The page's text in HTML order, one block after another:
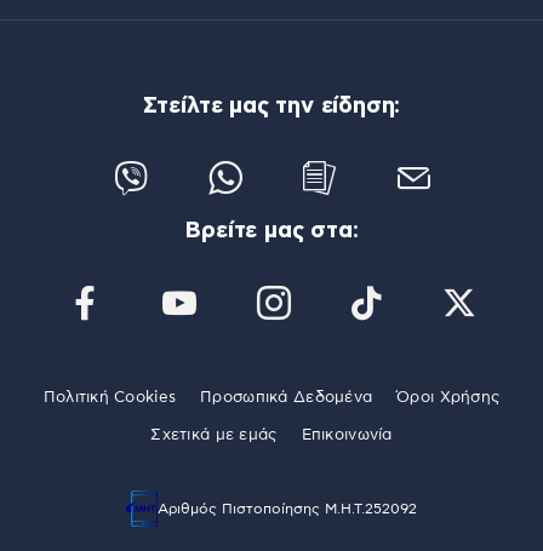
Στείλτε μας την είδηση:
Βρείτε μας στα:
Πολιτική Cookies Προσωπικά Δεδομένα Όροι Χρήσης
Σχετικά με εμάς Επικοινωνία
Αριθμός Πιστοποίησης Μ.Η.Τ.252092